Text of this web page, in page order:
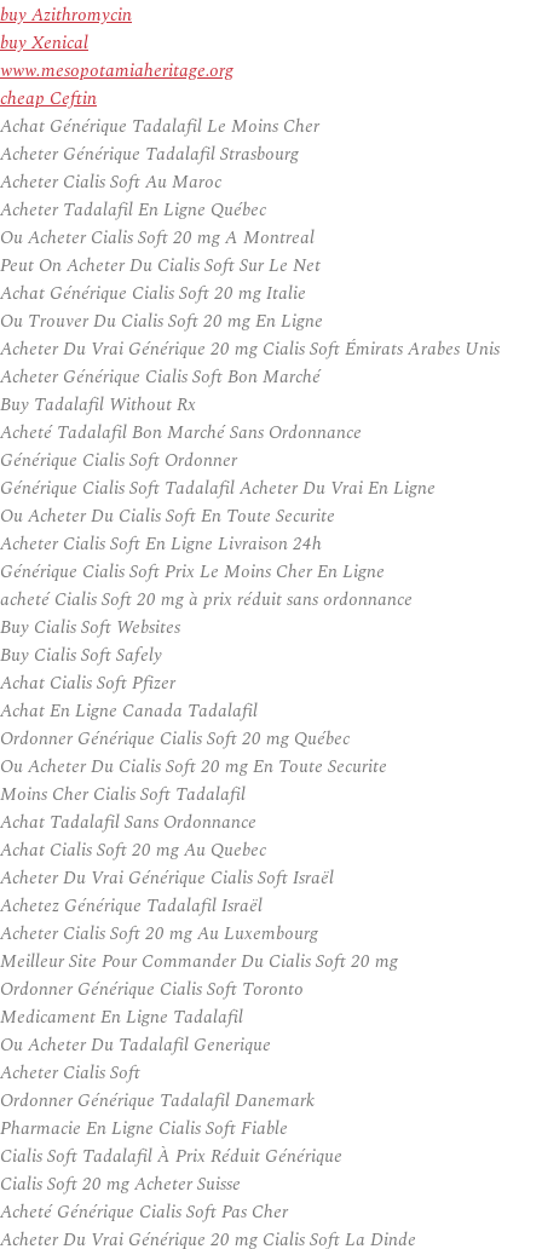
buy Azithromycin
buy Xenical
www.mesopotamiaheritage.org
cheap Ceftin
Achat Générique Tadalafil Le Moins Cher
Acheter Générique Tadalafil Strasbourg
Acheter Cialis Soft Au Maroc
Acheter Tadalafil En Ligne Québec
Ou Acheter Cialis Soft 20 mg A Montreal
Peut On Acheter Du Cialis Soft Sur Le Net
Achat Générique Cialis Soft 20 mg Italie
Ou Trouver Du Cialis Soft 20 mg En Ligne
Acheter Du Vrai Générique 20 mg Cialis Soft Émirats Arabes Unis
Acheter Générique Cialis Soft Bon Marché
Buy Tadalafil Without Rx
Acheté Tadalafil Bon Marché Sans Ordonnance
Générique Cialis Soft Ordonner
Générique Cialis Soft Tadalafil Acheter Du Vrai En Ligne
Ou Acheter Du Cialis Soft En Toute Securite
Acheter Cialis Soft En Ligne Livraison 24h
Générique Cialis Soft Prix Le Moins Cher En Ligne
acheté Cialis Soft 20 mg à prix réduit sans ordonnance
Buy Cialis Soft Websites
Buy Cialis Soft Safely
Achat Cialis Soft Pfizer
Achat En Ligne Canada Tadalafil
Ordonner Générique Cialis Soft 20 mg Québec
Ou Acheter Du Cialis Soft 20 mg En Toute Securite
Moins Cher Cialis Soft Tadalafil
Achat Tadalafil Sans Ordonnance
Achat Cialis Soft 20 mg Au Quebec
Acheter Du Vrai Générique Cialis Soft Israël
Achetez Générique Tadalafil Israël
Acheter Cialis Soft 20 mg Au Luxembourg
Meilleur Site Pour Commander Du Cialis Soft 20 mg
Ordonner Générique Cialis Soft Toronto
Medicament En Ligne Tadalafil
Ou Acheter Du Tadalafil Generique
Acheter Cialis Soft
Ordonner Générique Tadalafil Danemark
Pharmacie En Ligne Cialis Soft Fiable
Cialis Soft Tadalafil À Prix Réduit Générique
Cialis Soft 20 mg Acheter Suisse
Acheté Générique Cialis Soft Pas Cher
Acheter Du Vrai Générique 20 mg Cialis Soft La Dinde